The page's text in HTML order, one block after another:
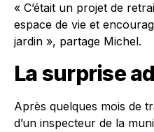
« C’était un projet de
espace de vie et
jardin », partage Michel.
La surprise
Après quelques mois de
d’un inspecteur de la